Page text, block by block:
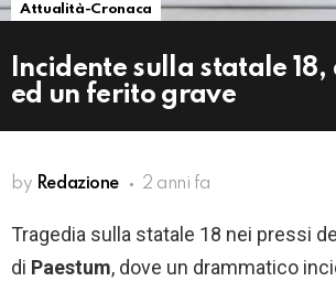
Attualità-Cronaca
Incidente sulla statale
ed un ferito grave
by Redazione 2 anni fa
Tragedia sulla statale 18 nei pressi
di Paestum, dove un drammatico